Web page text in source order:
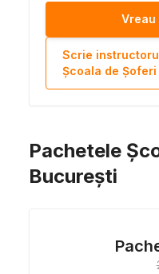
Vreau
Scrie
Școala de Șoferi
Pachetele
București